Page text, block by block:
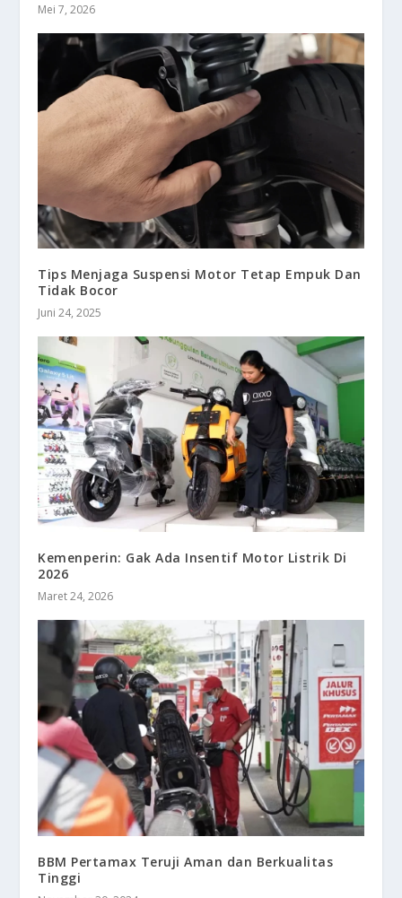
Mei 7, 2026
Tips Menjaga Suspensi Motor Tetap Empuk Dan
Tidak Bocor
Juni 24, 2025
Kemenperin: Gak Ada Insentif Motor Listrik Di
2026
Maret 24, 2026
BBM Pertamax Teruji Aman dan Berkualitas
Tinggi